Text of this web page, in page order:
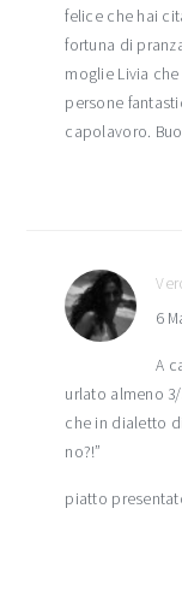
felice che hai
fortuna di
moglie Livia
persone
capolavoro.
6
A
urlato almeno
che in dialetto
no?!”
piatto